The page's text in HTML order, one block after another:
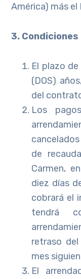
América) más el
3.
El plazo
(DOS)
del
Los
de
Carmen,
diez días
cobrará el
tendrá
retraso
mes
El